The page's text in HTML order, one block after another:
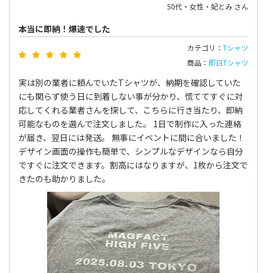
50代・女性・妃とみ さん
本当に即納！爆速でした
カテゴリ： Tシャツ
商品： 即日Tシャツ
実は別の業者に頼んでいたTシャツが、納期を確認していた
にも関らず使う日に到着しない事が分かり、慌ててすぐに対
応してくれる業者さんを探して、こちらに行き当たり、即納
可能なものを選んで注文しました。 1日で制作に入った連絡
が届き、翌日には発送。 無事にイベントに間に合いました！
デザイン画面の操作も簡単で、シンプルなデザインなら自分
ですぐに注文できます。割高にはなりますが、1枚から注文で
きたのも助かりました。